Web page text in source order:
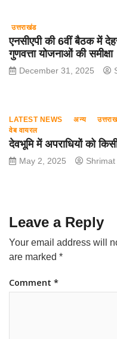
उत्तराखंड
एनसीएपी की 6वीं बैठक में
गुणवत्ता योजनाओं की समीक्षा
December 31, 2025
LATEST NEWS अन्य
वेब वायरल
देवभूमि में अपराधियों को
May 2, 2025
Leave a Reply
Your email address will
are marked *
Comment *